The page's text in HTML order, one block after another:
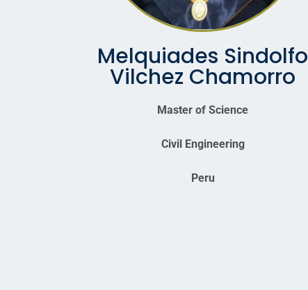
Melquiades Sindolfo
Vilchez Chamorro
Master of Science
Civil Engineering
Peru